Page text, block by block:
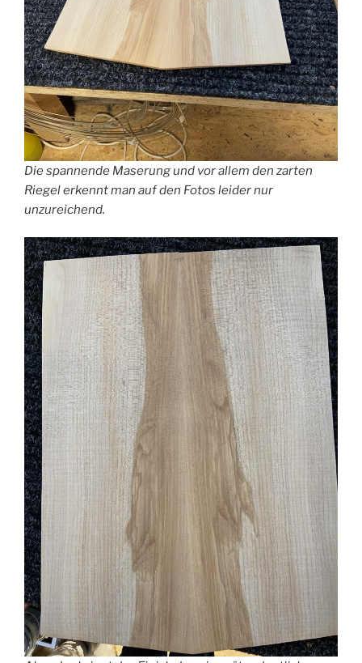
Die spannende Maserung und vor allem den zarten
Riegel erkennt man auf den Fotos leider nur
unzureichend.